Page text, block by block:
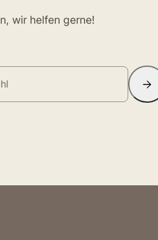
wir helfen gerne!